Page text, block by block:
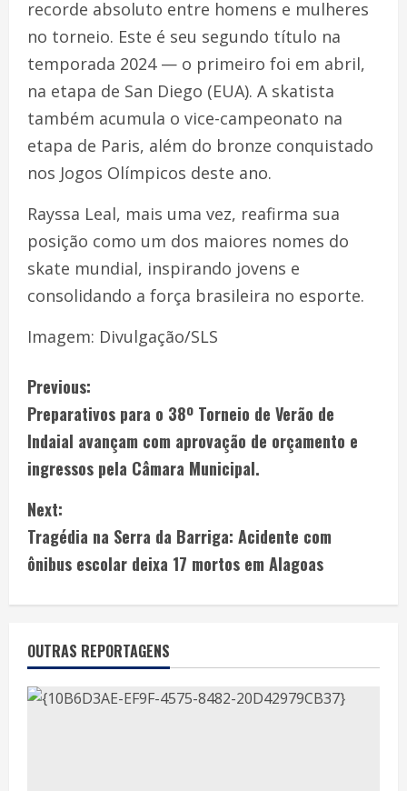
recorde absoluto entre homens e mulheres
no torneio. Este é seu segundo título na
temporada 2024 — o primeiro foi em abril,
na etapa de San Diego (EUA). A skatista
também acumula o vice-campeonato na
etapa de Paris, além do bronze conquistado
nos Jogos Olímpicos deste ano.
Rayssa Leal, mais uma vez, reafirma sua
posição como um dos maiores nomes do
skate mundial, inspirando jovens e
consolidando a força brasileira no esporte.
Imagem: Divulgação/SLS
Previous:
Preparativos para o 38º Torneio de Verão de
Indaial avançam com aprovação de orçamento e
ingressos pela Câmara Municipal.
Next:
Tragédia na Serra da Barriga: Acidente com
ônibus escolar deixa 17 mortos em Alagoas
OUTRAS REPORTAGENS